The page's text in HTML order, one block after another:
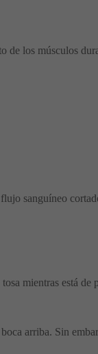
de los músculos
sanguíneo
mientras está de
arriba. Sin